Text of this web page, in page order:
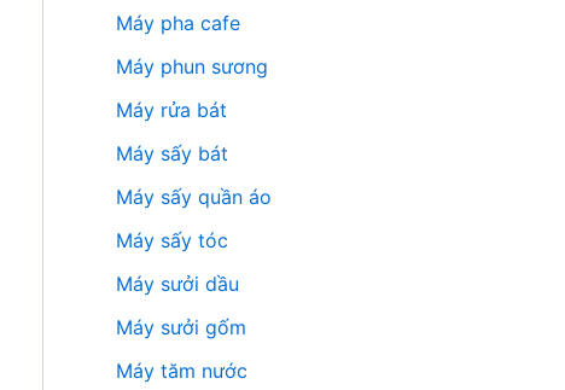
Máy pha cafe
Máy phun sương
Máy rửa bát
Máy sấy bát
Máy sấy quần áo
Máy sấy tóc
Máy sưởi dầu
Máy sưởi gốm
Máy tăm nước